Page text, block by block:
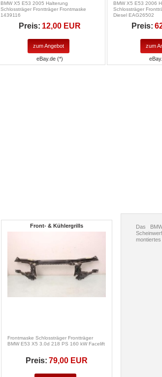
BMW X5 E53 2005 Halterung
Schlossträger Frontträger Frontmaske
1439116
Preis: 12,00 EUR
zum Angebot
eBay.de (*)
BMW X5 E53 2006
Schlossträger
Diesel EAG26502
Preis:
zum
Front- & Kühlergrills
Frontmaske Schlossträger Frontträger
BMW E53 X5 3.0d 218 PS 160 kW Facelift
Preis: 79,00 EUR
Das
montiertes